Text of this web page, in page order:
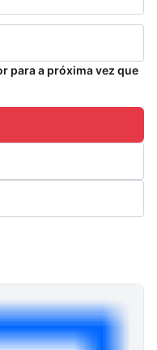
para a próxima vez que